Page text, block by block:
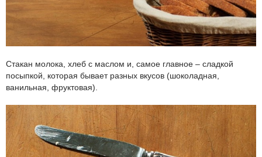
Стакан молока, хлеб с маслом и, самое главное – сладкой
посыпкой, которая бывает разных вкусов (шоколадная,
ванильная, фруктовая).